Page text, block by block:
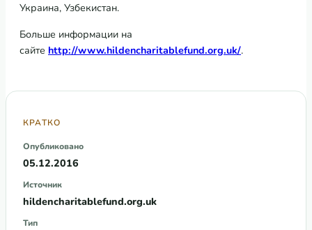
Украина, Узбекистан.
Больше информации на
сайте http://www.hildencharitablefund.org.uk/.
КРАТКО
Опубликовано
05.12.2016
Источник
hildencharitablefund.org.uk
Тип